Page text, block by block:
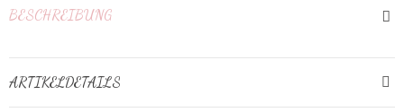
BESCHREIBUNG
ARTIKELDETAILS